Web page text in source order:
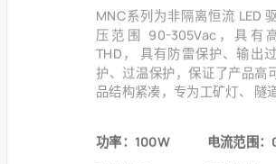
MNC系列为非隔离恒流 LED
压范围 90-305Vac，具有
THD， 具有防雷保护、输出
护、过温保护，保证了产品高
品结构紧凑，专为工矿灯、 隧
功率：100W 电流范围